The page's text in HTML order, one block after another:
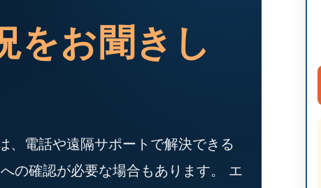
をお聞きし
、電話や遠隔サポートで解決できる
の確認が必要な場合もあります。 エ